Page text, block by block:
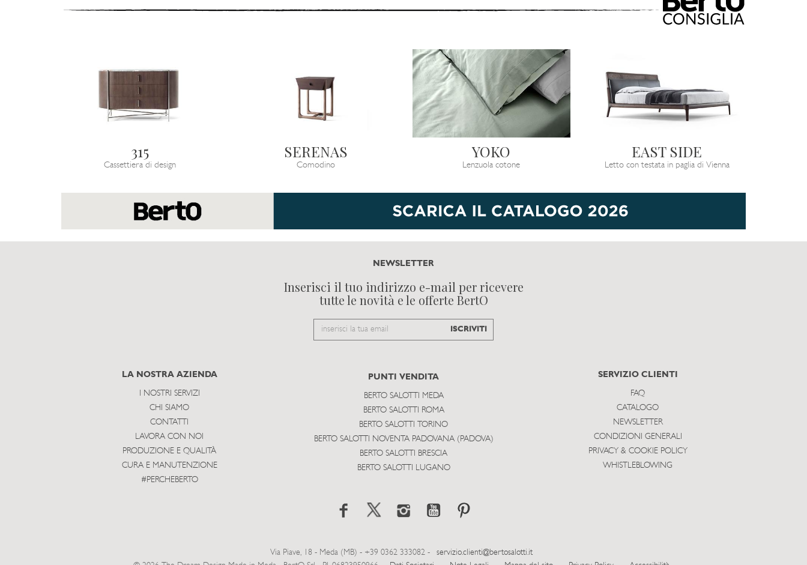
315
Cassettiera di design
SERENAS
Comodino
YOKO
Lenzuola cotone
EAST SIDE
Letto con testata in paglia di Vienna
NEWSLETTER
Inserisci il tuo indirizzo e-mail per ricevere
tutte le novità e le offerte BertO
Email
ISCRIVITI
LA NOSTRA AZIENDA
I NOSTRI SERVIZI
CHI SIAMO
CONTATTI
LAVORA CON NOI
PRODUZIONE E QUALITÀ
CURA E MANUTENZIONE
#PERCHEBERTO
PUNTI VENDITA
BERTO SALOTTI MEDA
BERTO SALOTTI ROMA
BERTO SALOTTI TORINO
BERTO SALOTTI NOVENTA PADOVANA (PADOVA)
BERTO SALOTTI BRESCIA
BERTO SALOTTI LUGANO
SERVIZIO CLIENTI
FAQ
CATALOGO
NEWSLETTER
CONDIZIONI GENERALI
PRIVACY & COOKIE POLICY
WHISTLEBLOWING
Via Piave, 18 - Meda (MB) - +39 0362 333082 -
servizio.clienti@bertosalotti.it